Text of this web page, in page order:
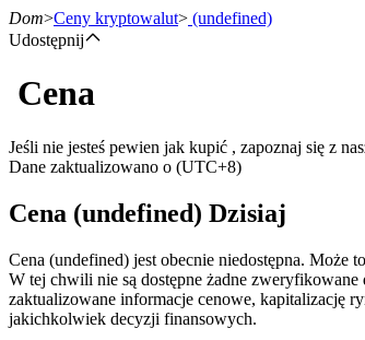
Kontrakty terminowe
Kontrakty terminowe na USDT
Dom>Ceny kryptowalut> (undefined)
Udostępnij
Cena
Jeśli nie jesteś pewien jak kupić , zapoznaj się z
Dane zaktualizowano o (UTC+8)
Cena (undefined) Dzisiaj
Cena (undefined) jest obecnie niedostępna. Może
W tej chwili nie są dostępne żadne
zaktualizowane informacje cenowe, kapitalizację
jakichkolwiek decyzji finansowych.